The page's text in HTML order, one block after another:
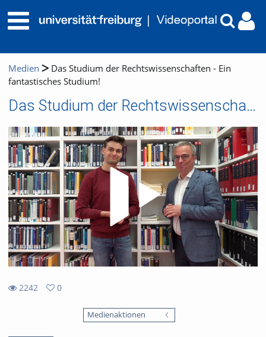
Medien
Das Studium der Rechtswissenschaften - Ein
fantastisches Studium!
Das Studium der Rechtswissenschaften - Ein fantastisches Studium!
2242
0
Medienaktionen